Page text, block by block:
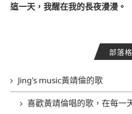
這一天，我醒在我的長夜漫漫。
部落
Jing's music黃靖倫的歌
喜歡黃靖倫唱的歌，在每一